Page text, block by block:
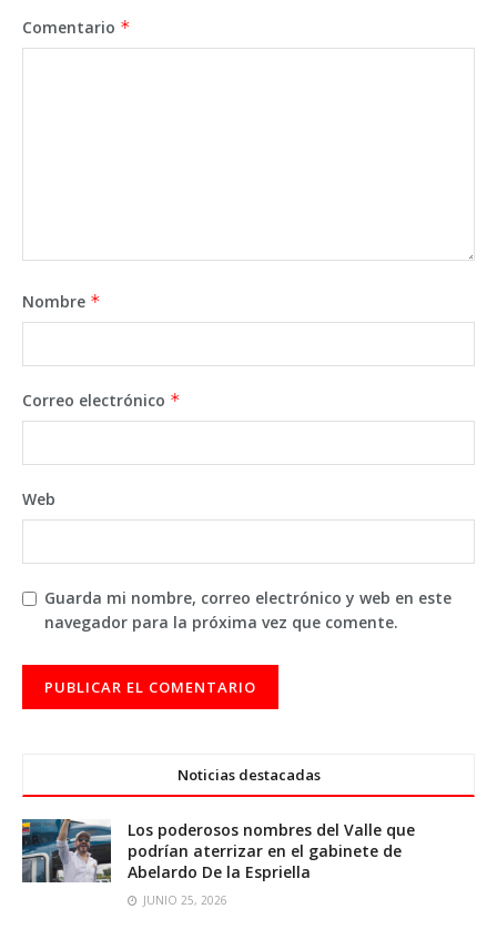
Comentario *
Nombre *
Correo electrónico *
Web
Guarda mi nombre, correo electrónico y web en este
navegador para la próxima vez que comente.
Noticias destacadas
Los poderosos nombres del Valle que
podrían aterrizar en el gabinete de
Abelardo De la Espriella
JUNIO 25, 2026